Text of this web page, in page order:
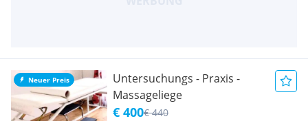
Neuer Preis
Untersuchungs - Praxis -
Massageliege
€ 400€ 440